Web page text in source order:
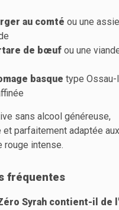
au comté ou une
de bœuf ou une
basque type Ossau-
sans alcool généreuse,
et parfaitement adaptée aux
rouge intense.
fréquentes
Syrah contient-il de
4 g /